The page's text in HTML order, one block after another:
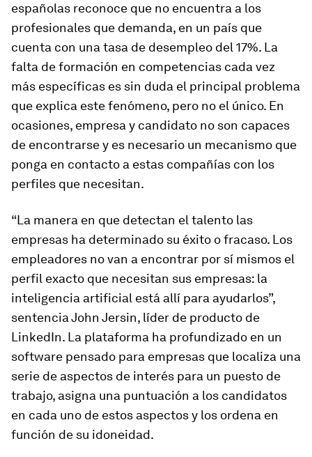
españolas reconoce que no encuentra a los
profesionales que demanda, en un país que
cuenta con una tasa de desempleo del 17%. La
falta de formación en competencias cada vez
más específicas es sin duda el principal problema
que explica este fenómeno, pero no el único. En
ocasiones, empresa y candidato no son capaces
de encontrarse y es necesario un mecanismo que
ponga en contacto a estas compañías con los
perfiles que necesitan.
“La manera en que detectan el talento las
empresas ha determinado su éxito o fracaso. Los
empleadores no van a encontrar por sí mismos el
perfil exacto que necesitan sus empresas: la
inteligencia artificial está allí para ayudarlos”,
sentencia John Jersin, líder de producto de
LinkedIn. La plataforma ha profundizado en un
software pensado para empresas que localiza una
serie de aspectos de interés para un puesto de
trabajo, asigna una puntuación a los candidatos
en cada uno de estos aspectos y los ordena en
función de su idoneidad.